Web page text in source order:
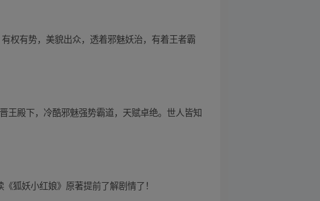
权有势，美貌出众，透着邪魅妖治，有着王者霸
王殿下，冷酷邪魅强势霸道，天赋卓绝。世人皆知
狐妖小红娘》原著提前了解剧情了！